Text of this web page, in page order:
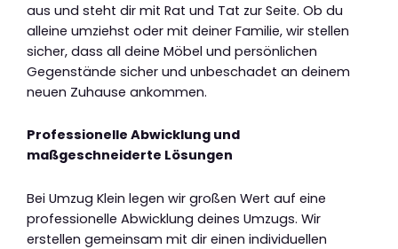
aus und steht dir mit Rat und Tat zur Seite. Ob du
alleine umziehst oder mit deiner Familie, wir stellen
sicher, dass all deine Möbel und persönlichen
Gegenstände sicher und unbeschadet an deinem
neuen Zuhause ankommen.
Professionelle Abwicklung und
maßgeschneiderte Lösungen
Bei Umzug Klein legen wir großen Wert auf eine
professionelle Abwicklung deines Umzugs. Wir
erstellen gemeinsam mit dir einen individuellen